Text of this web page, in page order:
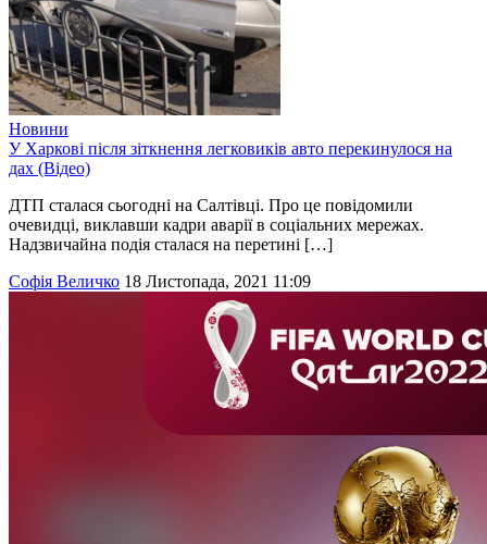
Новини
У Харкові після зіткнення легковиків авто перекинулося на
дах (Відео)
ДТП сталася сьогодні на Салтівці. Про це повідомили
очевидці, виклавши кадри аварії в соціальних мережах.
Надзвичайна подія сталася на перетині […]
Софія Величко 18 Листопада, 2021 11:09